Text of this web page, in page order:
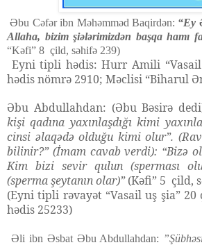
Əbu Cəfər ibn Məhəmməd Baqirdən: “Ey
Allaha, bizim şiələrimizdən başqa hamı
“Kəfi” 8 çild, səhifə 239)
Eyni tipli hədis: Hurr Amili “Vasail
hədis nömrə 2910; Məclisi “Biharul
Əbu Abdullahdan: (Əbu Bəsirə
kişi qadına yaxınlaşdığı kimi
cinsi əlaqədə olduğu kimi olur”.
bilinir?” (İmam cavab verdi): “Bizə
Kim bizi sevir qulun (sperması
(sperma şeytanın olar)”(Kəfi” 5 çild,
(Eyni tipli rəvayət “Vasail uş şia” 20
hədis 25233)
Əli ibn Əsbat Əbu Abdullahdan: